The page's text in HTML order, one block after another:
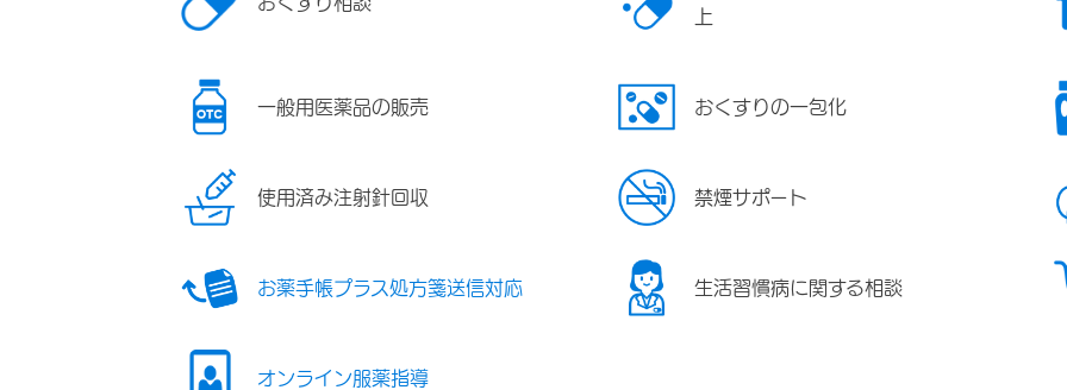
上
一般用医薬品の販売 おくすりの一包化
使用済み注射針回収 禁煙サポート
お薬手帳プラス処方箋送信対応 生活習慣病に関する相談
オンライン服薬指導